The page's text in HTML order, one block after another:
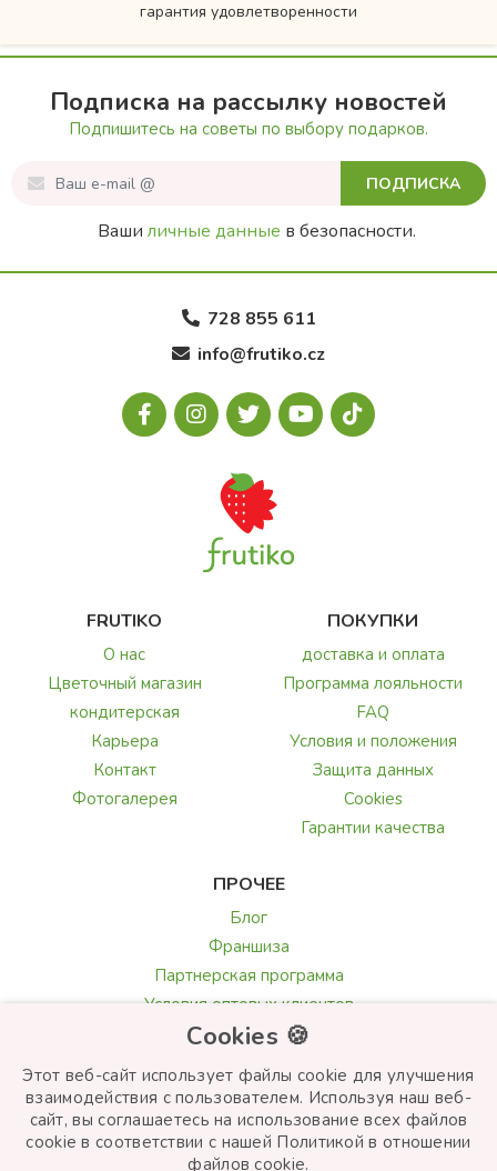
гарантия удовлетворенности
Подписка на рассылку новостей
Подпишитесь на советы по выбору подарков.
ПОДПИСКА
Ваши личные данные в безопасности.
728 855 611
info@frutiko.cz
FRUTIKO
О нас
Цветочный магазин
кондитерская
Карьера
Контакт
Фотогалерея
ПОКУПКИ
доставка и оплата
Программа лояльности
FAQ
Условия и положения
Защита данных
Cookies
Гарантии качества
ПРОЧЕЕ
Блог
Франшиза
Партнерская программа
Условия оптовых клиентов
Галерея и обзоры
Текст поздравления
Выбор цветов
Cookies 🍪
Этот веб-сайт использует файлы cookie для улучшения
взаимодействия с пользователем. Используя наш веб-
сайт, вы соглашаетесь на использование всех файлов
cookie в соответствии с нашей Политикой в ​​отношении
файлов cookie.